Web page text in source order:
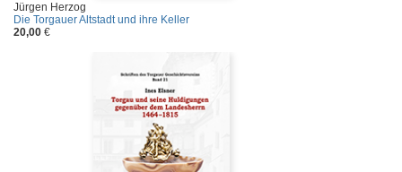
Jürgen Herzog
Die Torgauer Altstadt und ihre Keller
20,00 €